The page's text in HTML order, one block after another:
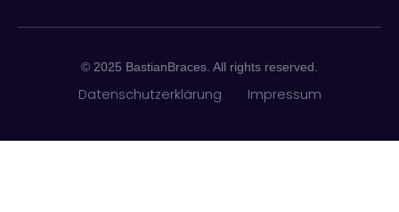
© 2025 BastianBraces. All rights reserved.
Datenschutzerklärung Impressum